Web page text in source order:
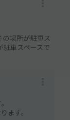
場所が駐車ス
車スペースで
ます。